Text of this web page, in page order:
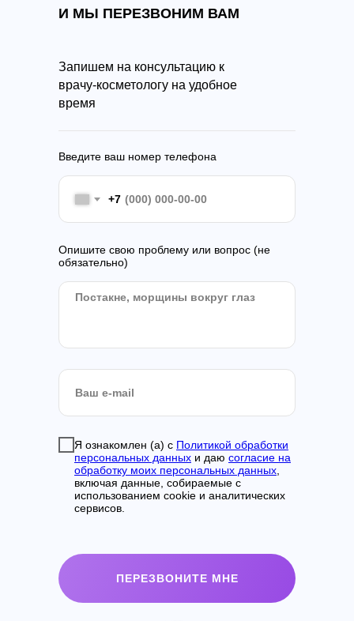
И МЫ ПЕРЕЗВОНИМ ВАМ
Запишем на консультацию к
врачу-косметологу на удобное
время
Введите ваш номер телефона
+7
Опишите свою проблему или вопрос (не
обязательно)
Я ознакомлен (а) с Политикой обработки
персональных данных и даю согласие на
обработку моих персональных данных
включая данные, собираемые с
использованием cookie и аналитических
сервисов.
ПЕРЕЗВОНИТЕ МНЕ